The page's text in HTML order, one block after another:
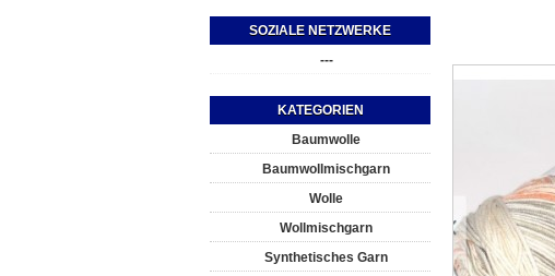
SOZIALE NETZWERKE
---
KATEGORIEN
Baumwolle
Baumwollmischgarn
Wolle
Wollmischgarn
Synthetisches Garn